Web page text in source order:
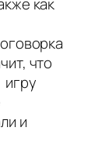
что
и